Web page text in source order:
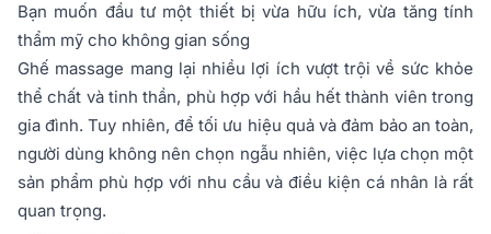
Bạn muốn đầu tư một thiết bị vừa hữu ích, vừa tăng tính
thẩm mỹ cho không gian sống
Ghế massage mang lại nhiều lợi ích vượt trội về sức khỏe
thể chất và tinh thần, phù hợp với hầu hết thành viên trong
gia đình. Tuy nhiên, để tối ưu hiệu quả và đảm bảo an toàn,
người dùng không nên chọn ngẫu nhiên, việc lựa chọn một
sản phẩm phù hợp với nhu cầu và điều kiện cá nhân là rất
quan trọng.